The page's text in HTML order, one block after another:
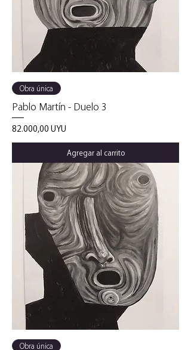
Obra única
Pablo Martín - Duelo 3
Precio
82.000,00 UYU
Agregar al carrito
Obra única